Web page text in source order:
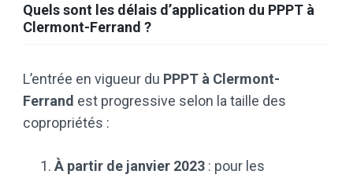
Quels sont les délais d’application du PPPT à
Clermont-Ferrand ?
L’entrée en vigueur du PPPT à Clermont-
Ferrand est progressive selon la taille des
copropriétés :
À partir de janvier 2023 : pour les